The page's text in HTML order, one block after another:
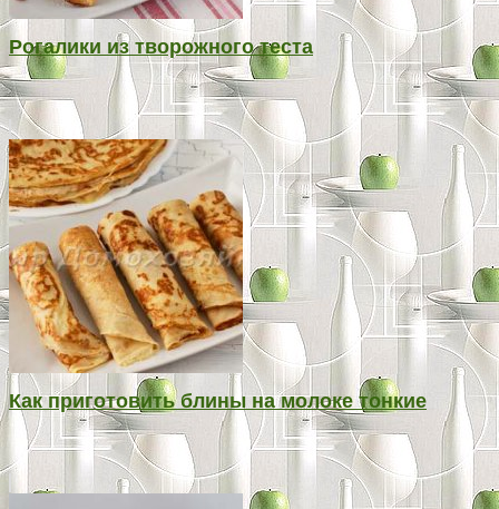
Рогалики из творожного теста
Как приготовить блины на молоке тонкие